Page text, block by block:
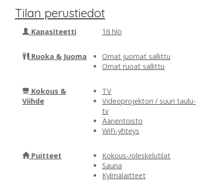
Tilan perustiedot
Kapasiteetti 16 hlö
Ruoka & Juoma
Omat juomat sallittu
Omat ruoat sallittu
Kokous &
Viihde
TV
Videoprojektori / suuri taulu-
tv
Äänentoisto
WiFi-yhteys
Puitteet
Kokous-/oleskelutilat
Sauna
Kylmälaitteet